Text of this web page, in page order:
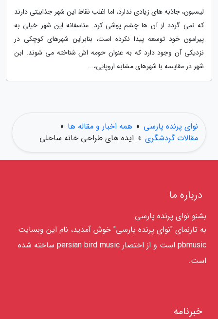
لیسبون، جاذبه های زیادی ندارد، اما اغلب نقاط این شهر جذابیتی دارند
که نمی گردد از آن ها چشم پوشی کرد. متاسفانه این شهر خیلی به
پیرامون خود توسعه پیدا نکرده است، بنابراین شهرهای کوچکی در
نزدیکی آن وجود دارد که به عنوان حومه اش شناخته می شوند. ابن
شهر در مقایسه با شهرهای مشابه اروپایی،...
نوای پرنده پارسی » همه اخبار و مقاله ها »
مقالات گردشگری » ایده های طراحی خانه ساحلی
درباره ما
بشنو نوای پرنده پارسی
به تارنمای "نوای پرنده پارسی" خوش آمدید، نام این وبسایت
pbmusic است و از اختصار persian bird music ساخته شده
است.
خبرنامه